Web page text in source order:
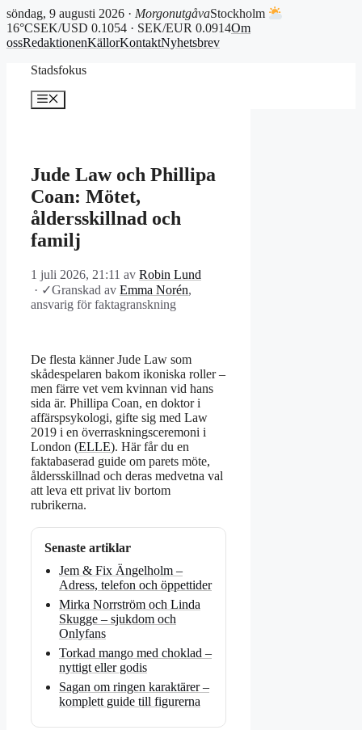
söndag, 9 augusti 2026 · MorgonutgåvaStockholm
16°CSEK/USD 0.1054 · SEK/EUR 0.0914Om
ossRedaktionenKällorKontaktNyhetsbrev
Stadsfokus
Meny
Jude Law och Phillipa
Coan: Mötet,
åldersskillnad och
familj
1 juli 2026, 21:11 av Robin Lund
· ✓Granskad av Emma Norén,
ansvarig för faktagranskning
De flesta känner Jude Law som
skådespelaren bakom ikoniska roller –
men färre vet vem kvinnan vid hans
sida är. Phillipa Coan, en doktor i
affärspsykologi, gifte sig med Law
2019 i en överraskningsceremoni i
London (ELLE). Här får du en
faktabaserad guide om parets möte,
åldersskillnad och deras medvetna val
att leva ett privat liv bortom
rubrikerna.
Senaste artiklar
Jem & Fix Ängelholm –
Adress, telefon och öppettider
Mirka Norrström och Linda
Skugge – sjukdom och
Onlyfans
Torkad mango med choklad –
nyttigt eller godis
Sagan om ringen karaktärer –
komplett guide till figurerna